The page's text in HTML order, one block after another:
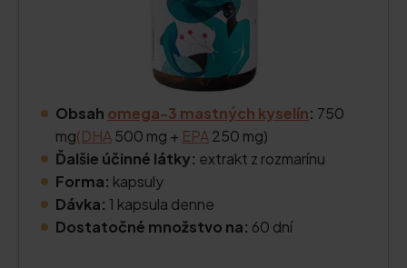
Obsah omega-3 mastných kyselín: 750
mg(DHA500 mg + EPA250 mg)
Ďalšie účinné látky: extrakt z rozmarínu
Forma: kapsuly
Dávka: 1 kapsula denne
Dostatočné množstvo na: 60 dní